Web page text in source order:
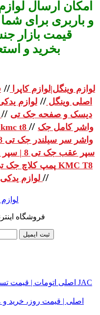
امکان ارسال
و باربری برای
قیمت بازار
بخرید و
لوازم وینگل|لوازم کاپرا//
اصلی وینگل// لوازم
// دیسک و صفحه جک تی
خطر عقب جک تی 8 | خطر kmc t8 // واشر کامل جک
سپر عقب جک
پمپ کلاچ جک تی 8 | پمپ کلاچ KMC T8
//
فروشگاه
ثبت ایمیل